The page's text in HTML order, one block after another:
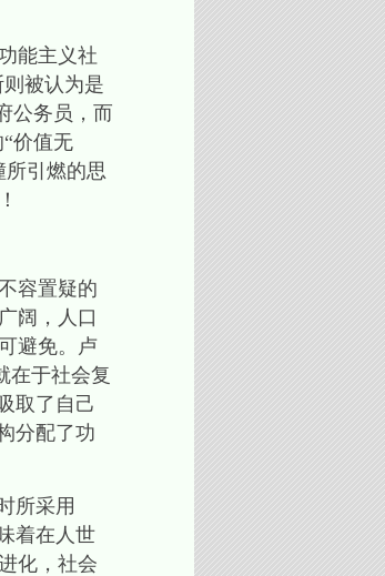
能主义社
被认为是
公务员，而
价值无
所引燃的思
容置疑的
阔，人口
避免。卢
在于社会复
取了自己
分配了功
所采用
着在人世
化，社会